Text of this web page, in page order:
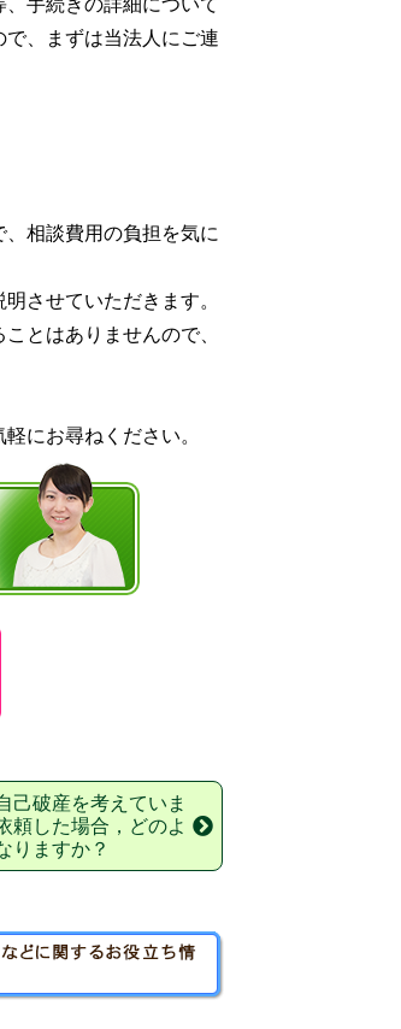
、まずは当法人にご連
相談費用の負担を気に
させていただきます。
とはありませんので、
にお尋ねください。
己破産を考えていま
頼した場合，どのよ
りますか？